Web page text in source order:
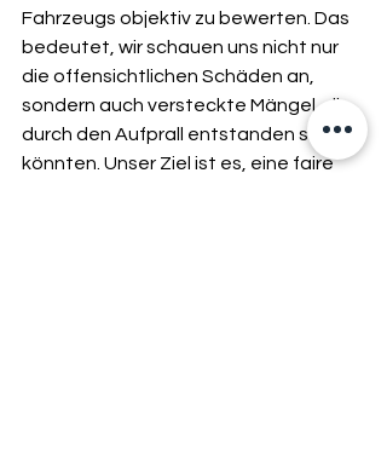
Fahrzeugs objektiv zu bewerten. Das
bedeutet, wir schauen uns nicht nur
die offensichtlichen Schäden an,
sondern auch versteckte Mängel, die
durch den Aufprall entstanden sein
könnten. Unser Ziel ist es, eine faire